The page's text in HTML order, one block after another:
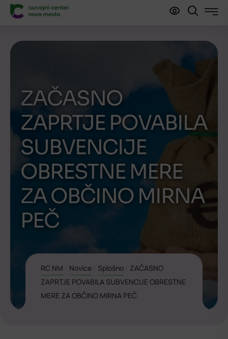
ZAČASNO
ZAPRTJE POVABILA
SUBVENCIJE
OBRESTNE MERE
ZA OBČINO MIRNA
PEČ
RC NM Novice Splošno
ZAČASNO
ZAPRTJE POVABILA SUBVENCIJE OBRESTNE
MERE ZA OBČINO MIRNA PEČ